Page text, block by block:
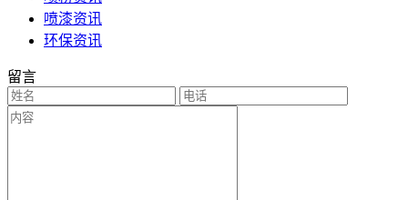
喷漆资讯
环保资讯
留言